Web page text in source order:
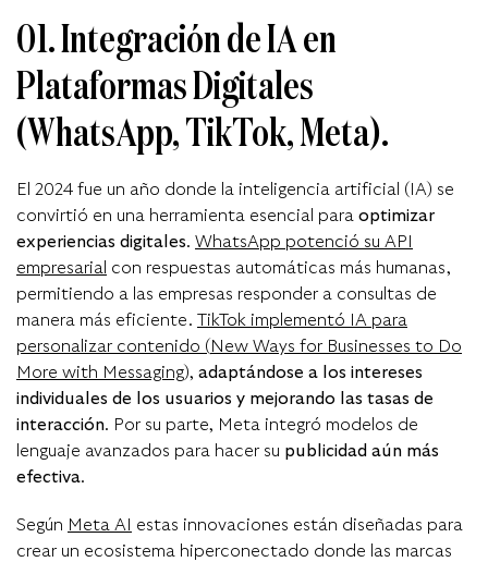
01. Integración de IA en
Plataformas Digitales
(WhatsApp, TikTok, Meta).
El 2024 fue un año donde la inteligencia artificial (IA) se
convirtió en una herramienta esencial para optimizar
experiencias digitales. WhatsApp potenció su API
empresarial
con respuestas automáticas más humanas,
permitiendo a las empresas responder a consultas de
manera más eficiente. TikTok implementó IA para
personalizar contenido ( New Ways for Businesses to Do
More with Messaging), adaptándose a los intereses
individuales de los usuarios y mejorando las tasas de
interacción. Por su parte, Meta integró modelos de
lenguaje avanzados para hacer su publicidad aún más
efectiva.
Según Meta AI estas innovaciones están diseñadas para
crear un ecosistema hiperconectado donde las marcas